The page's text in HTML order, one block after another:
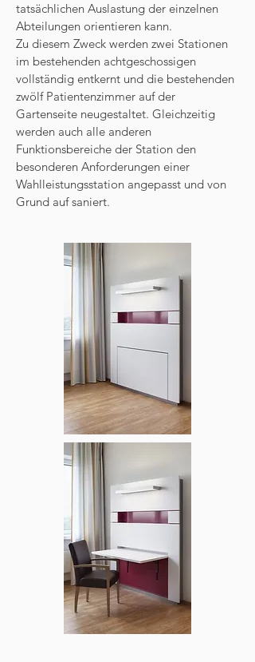
tatsächlichen Auslastung der einzelnen
Abteilungen orientieren kann.
Zu diesem Zweck werden zwei Stationen
im bestehenden achtgeschossigen
vollständig entkernt und die bestehenden
zwölf Patientenzimmer auf der
Gartenseite neugestaltet. Gleichzeitig
werden auch alle anderen
Funktionsbereiche der Station den
besonderen Anforderungen einer
Wahlleistungsstation angepasst und von
Grund auf saniert.